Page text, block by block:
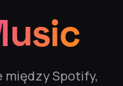
Spotify,